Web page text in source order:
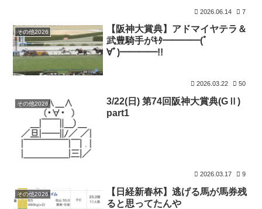
2026.06.14 7
その他2026
【阪神大賞典】アドマイヤテラ＆
武豊騎手がｷﾀ━━━━(ﾟ
∀ﾟ)━━━━!!
2026.03.22 50
その他2026
3/22(日) 第74回阪神大賞典(GⅡ)
part1
2026.03.17 9
その他2026
【日経新春杯】逃げる馬が馬券残
ると思ってたんや